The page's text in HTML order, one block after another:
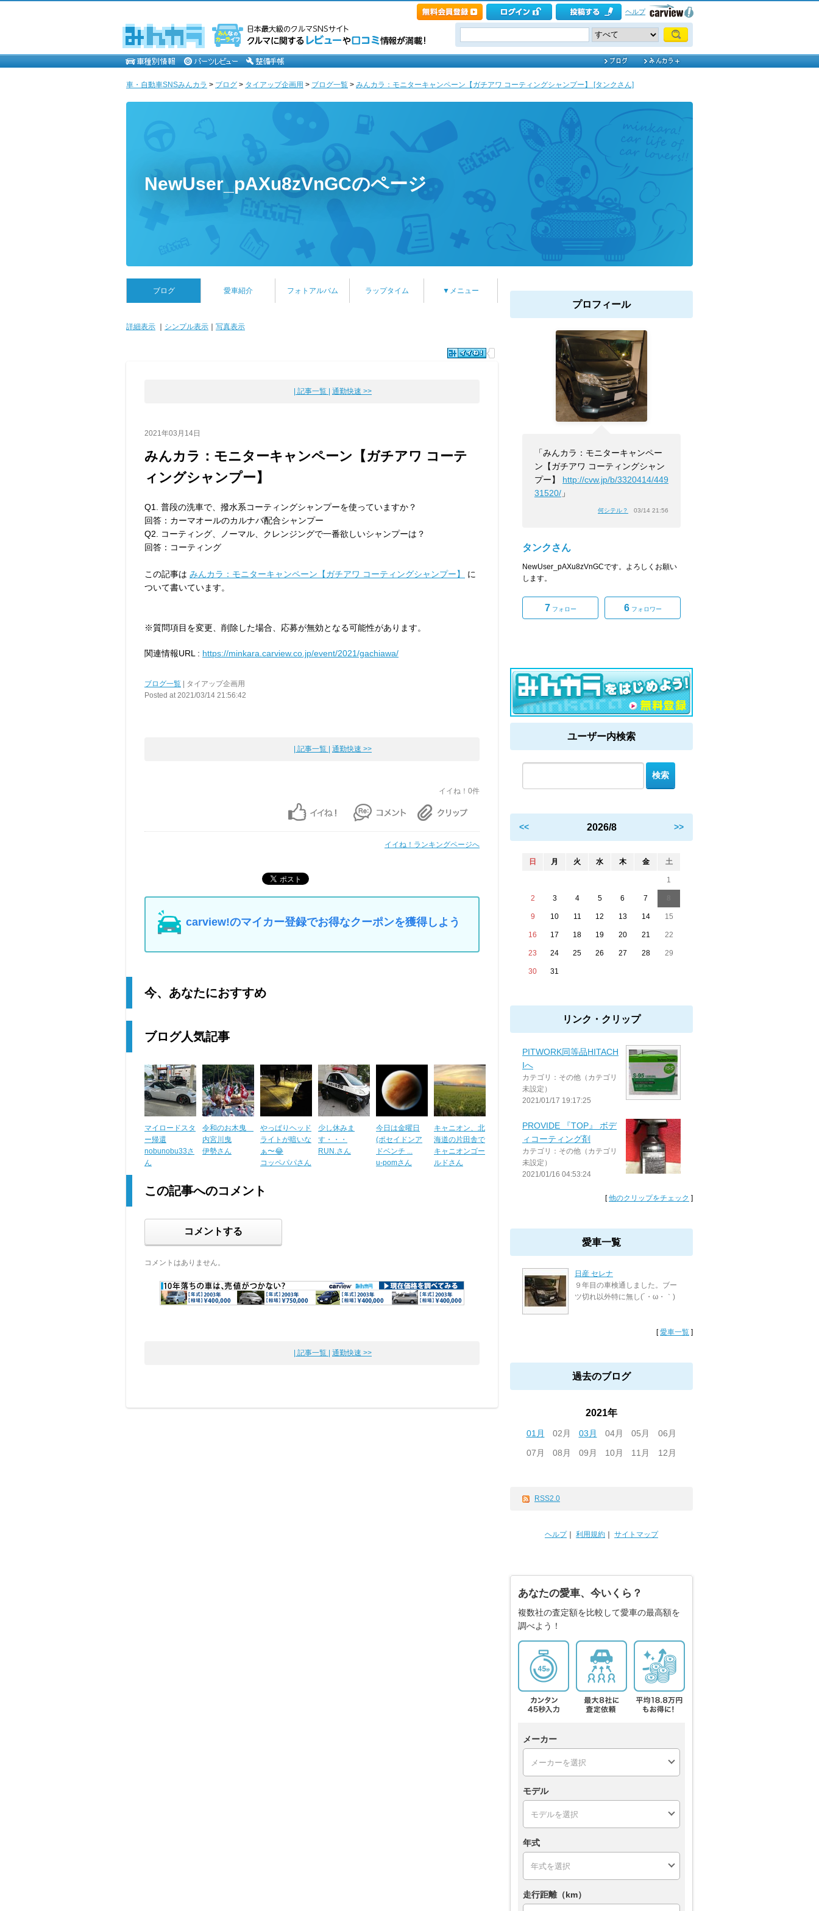
ヘルプ
車・自動車SNSみんカラ > ブログ > タイアップ企画用 > ブログ一覧 > みんカラ：モニターキャンペーン【ガチアワ コーティングシャンプー】 [タンクさん]
NewUser_pAXu8zVnGCのページ
ブログ 愛車紹介 フォトアルバム ラップタイム ▼メニュー
詳細表示 シンプル表示 写真表示
| 記事一覧 | 通勤快速 >>
2021年03月14日
みんカラ：モニターキャンペーン【ガチアワ コーテ
ィングシャンプー】
Q1. 普段の洗車で、撥水系コーティングシャンプーを使っていますか？
回答：カーマオールのカルナバ配合シャンプー
Q2. コーティング、ノーマル、クレンジングで一番欲しいシャンプーは？
回答：コーティング
この記事は みんカラ：モニターキャンペーン【ガチアワ コーティングシャンプー】
に
ついて書いています。
※質問項目を変更、削除した場合、応募が無効となる可能性があります。
関連情報URL : https://minkara.carview.co.jp/event/2021/gachiawa/
ブログ一覧 | タイアップ企画用
Posted at 2021/03/14 21:56:42
| 記事一覧 | 通勤快速 >>
イイね！0件
イイね！ランキングページへ
carview!のマイカー登録でお得なクーポンを獲得しよう
今、あなたにおすすめ
ブログ人気記事
マイロードスタ
ー帰還
nobunobu33さ
ん
令和のお木曳
内宮川曳
伊勢さん
やっぱりヘッド
ライトが暗いな
ぁ〜😂
コッペパパさん
少し休みま
す・・・
RUN.さん
今日は金曜日
(ポセイドンア
ドベンチ ...
u-pomさん
キャニオン、北
海道の片田舎で
キャニオンゴー
ルドさん
この記事へのコメント
コメントする
コメントはありません。
| 記事一覧 | 通勤快速 >>
プロフィール
「みんカラ：モニターキャンペー
ン【ガチアワ コーティングシャン
プー】 http://cvw.jp/b/3320414/449
31520/ 」
何シテル？ 03/14 21:56
タンクさん
NewUser_pAXu8zVnGCです。よろしくお願い
します。
7 フォロー 6フォロワー
ユーザー内検索
<< 2026/8 >>
日 月 火 水 木 金 土
1
2 3 4 5 6 7
9 10 11 12 13 14 15
16 17 18 19 20 21 22
23 24 25 26 27 28 29
30 31
リンク・クリップ
PITWORK同等品HITACH
Iへ
カテゴリ：その他（カテゴリ
未設定）
2021/01/17 19:17:25
PROVIDE 『TOP』 ボデ
ィコーティング剤
カテゴリ：その他（カテゴリ
未設定）
2021/01/16 04:53:24
[他のクリップをチェック ]
愛車一覧
日産 セレナ
９年目の車検通しました。ブー
ツ切れ以外特に無し(´・ω・｀)
[愛車一覧 ]
過去のブログ
2021年
01月 02月 03月 04月 05月
06月
07月
08月 09月 10月 11月 12月
RSS2.0
ヘルプ｜ 利用規約 サイトマップ
あなたの愛車、今いくら？
複数社の査定額を比較して愛車の最高額を
調べよう！
メーカー
モデル
年式
走行距離（km）